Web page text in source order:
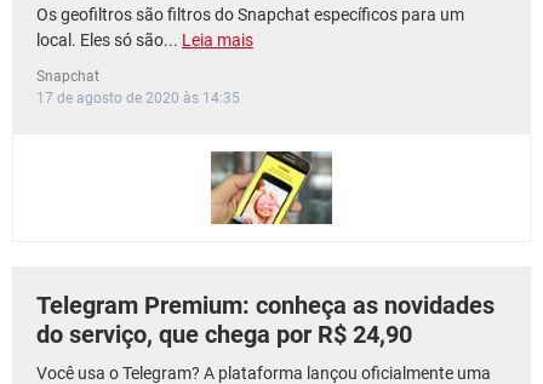
Os geofiltros são filtros do Snapchat específicos para um
local. Eles só são... Leia mais
Snapchat
17 de agosto de 2020 às 14:35
Telegram Premium: conheça as novidades
do serviço, que chega por R$ 24,90
Você usa o Telegram? A plataforma lançou oficialmente uma